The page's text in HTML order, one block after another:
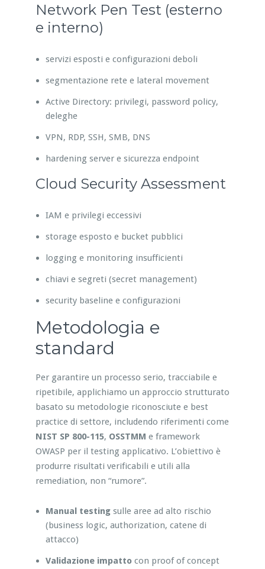
Network Pen Test (esterno
e interno)
servizi esposti e configurazioni deboli
segmentazione rete e lateral movement
Active Directory: privilegi, password policy,
deleghe
VPN, RDP, SSH, SMB, DNS
hardening server e sicurezza endpoint
Cloud Security Assessment
IAM e privilegi eccessivi
storage esposto e bucket pubblici
logging e monitoring insufficienti
chiavi e segreti (secret management)
security baseline e configurazioni
Metodologia e
standard
Per garantire un processo serio, tracciabile e
ripetibile, applichiamo un approccio strutturato
basato su metodologie riconosciute e best
practice di settore, includendo riferimenti come
NIST SP 800-115, OSSTMM e framework
OWASP per il testing applicativo. L’obiettivo è
produrre risultati verificabili e utili alla
remediation, non “rumore”.
Manual testingsulle aree ad alto rischio
(business logic, authorization, catene di
attacco)
Validazione impattocon proof of concept